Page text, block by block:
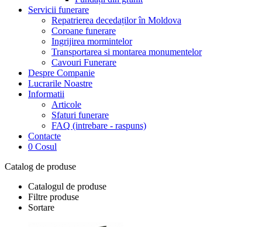
Servicii funerare
Repatrierea decedaților în Moldova
Coroane funerare
Ingrijirea mormintelor
Transportarea si montarea monumentelor
Cavouri Funerare
Despre Companie
Lucrarile Noastre
Informatii
Articole
Sfaturi funerare
FAQ (intrebare - raspuns)
Contacte
0 Cosul
Catalog de produse
Catalogul de produse
Filtre produse
Sortare